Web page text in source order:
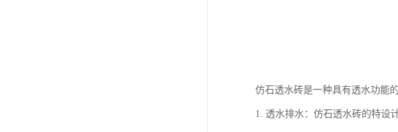
仿石透水砖是一种具有透水功能
1. 透水排水：仿石透水砖的特设